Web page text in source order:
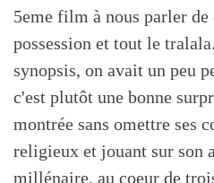
5eme film à nous parler de
possession et tout le
synopsis, on avait un peu
c'est plutôt une bonne
montrée sans omettre ses
religieux et jouant sur son
millénaire, au coeur de